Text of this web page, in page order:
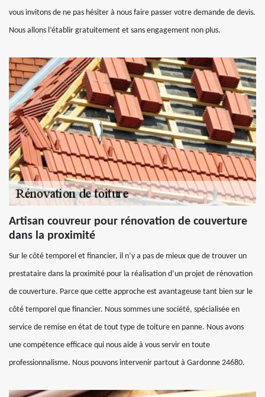
vous invitons de ne pas hésiter à nous faire passer votre demande de devis.
Nous allons l’établir gratuitement et sans engagement non plus.
Artisan couvreur pour rénovation de couverture
dans la proximité
Sur le côté temporel et financier, il n’y a pas de mieux que de trouver un
prestataire dans la proximité pour la réalisation d’un projet de rénovation
de couverture. Parce que cette approche est avantageuse tant bien sur le
côté temporel que financier. Nous sommes une société, spécialisée en
service de remise en état de tout type de toiture en panne. Nous avons
une compétence efficace qui nous aide à vous servir en toute
professionnalisme. Nous pouvons intervenir partout à Gardonne 24680.